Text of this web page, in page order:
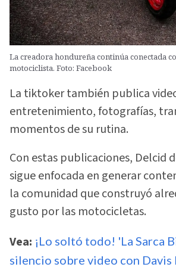
La creadora hondureña continúa conectada
motociclista. Foto: Facebook
La tiktoker también publica
entretenimiento, fotografías,
momentos de su rutina.
Con estas publicaciones, Delcid
sigue enfocada en generar
la comunidad que construyó
gusto por las motocicletas.
Vea: ¡Lo soltó todo! 'La Sarca
silencio sobre video con Davis